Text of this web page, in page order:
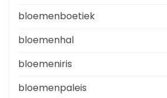
bloemenboetiek
bloemenhal
bloemeniris
bloemenpaleis